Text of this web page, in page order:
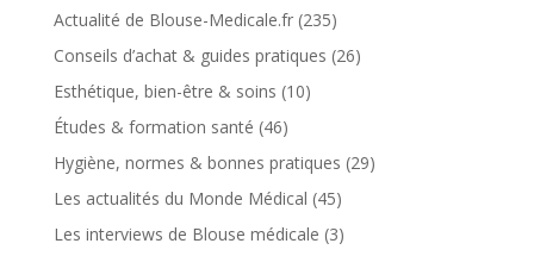
Actualité de Blouse-Medicale.fr(235)
Conseils d’achat & guides pratiques (26)
Esthétique, bien-être & soins (10)
Études & formation santé (46)
Hygiène, normes & bonnes pratiques (29)
Les actualités du Monde Médical (45)
Les interviews de Blouse médicale (3)